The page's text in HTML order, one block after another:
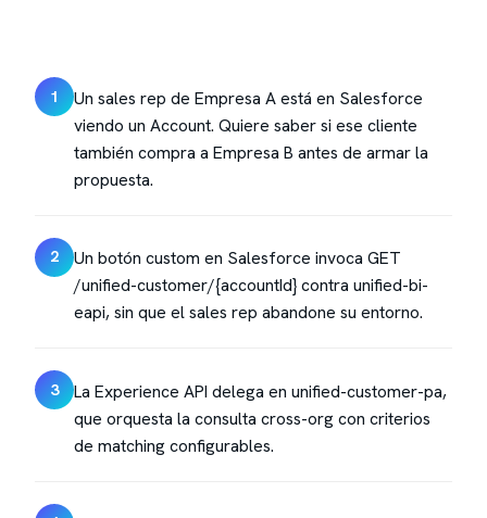
1
Un sales rep de Empresa A está en Salesforce
viendo un Account. Quiere saber si ese cliente
también compra a Empresa B antes de armar la
propuesta.
2
Un botón custom en Salesforce invoca GET
/unified-customer/{accountId} contra unified-bi-
eapi, sin que el sales rep abandone su entorno.
3
La Experience API delega en unified-customer-pa,
que orquesta la consulta cross-org con criterios
de matching configurables.